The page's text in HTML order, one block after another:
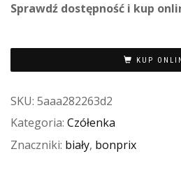
Sprawdź dostępność i kup
KUP
SKU: 5aaa282263d2
Kategoria: Czółenka
Znaczniki: biały, bonprix